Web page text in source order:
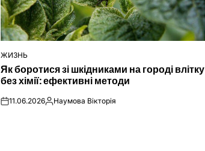
ОПУБЛІКУВАТИ
У
ЖИЗНЬ
Як боротися зі шкідниками на городі влітку
без хімії: ефективні методи
on11.06.2026Опубліковано
Наумова Вікторія